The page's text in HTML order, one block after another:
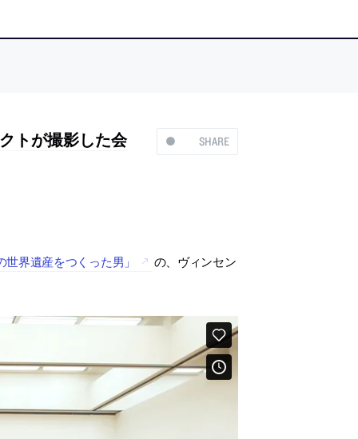
SHARE
トが撮影した会
界遺産をつくった男」
の、ヴィンセン